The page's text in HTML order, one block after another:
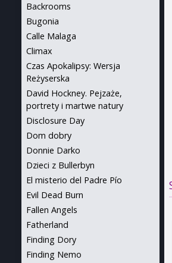
Backrooms
Bugonia
Calle Malaga
Climax
Czas Apokalipsy: Wersja
Reżyserska
David Hockney. Pejzaże,
portrety i martwe natury
Disclosure Day
Dom dobry
Donnie Darko
Dzieci z Bullerbyn
El misterio del Padre Pío
Evil Dead Burn
Fallen Angels
Fatherland
Finding Dory
Finding Nemo